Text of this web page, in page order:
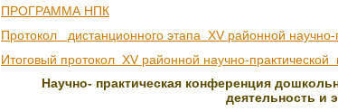
ПРОГРАММА НПК
Протокол дистанционного этапа XV районной
Итоговый протокол XV районной научно-
Научно- практическая конференция
деятельность и